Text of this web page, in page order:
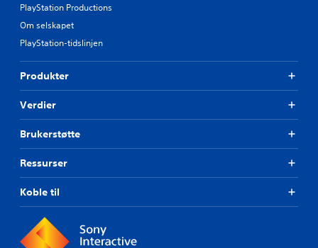
PlayStation Productions
Om selskapet
PlayStation-tidslinjen
Produkter
Verdier
Brukerstøtte
Ressurser
Koble til